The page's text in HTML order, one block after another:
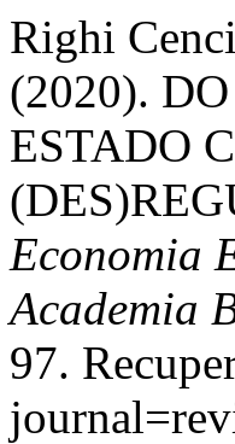
Righi
(2020).
ESTADO
Economia
Academia
97.